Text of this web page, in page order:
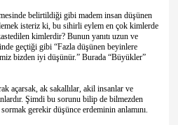
belirtildiği gibi madem insan düşünen
isteriz ki, bu sihirli eylem en çok kimlerde
kimlerdir? Bunun yanıtı uzun ve
geçtiği gibi “Fazla düşünen beyinlere
bizden iyi düşünür.” Burada “Büyükler”
açarsak, ak sakallılar, akil insanlar ve
Şimdi bu sorunu bilip de bilmezden
gerekir düşünce erdeminin anlamını.